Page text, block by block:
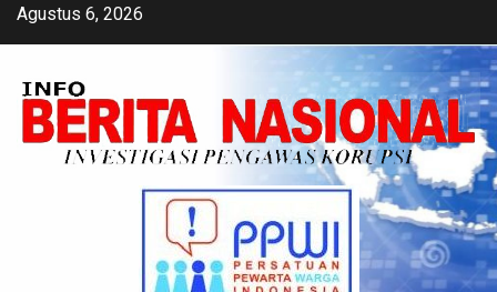
SkipAgustus 6, 2026